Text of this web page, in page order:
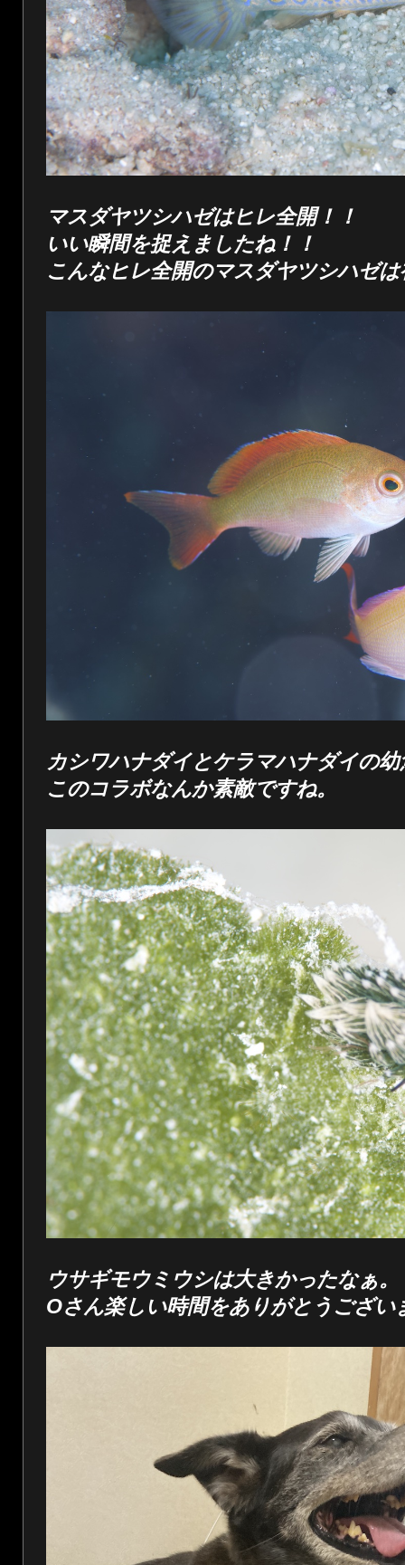
マスダヤツシハゼはヒレ全開！！
いい瞬間を捉えましたね！！
こんなヒレ全開のマスダヤツシハゼ
カシワハナダイとケラマハナダイの幼
このコラボなんか素敵ですね。
ウサギモウミウシは大きかったなぁ。
Oさん楽しい時間をありがとうござい